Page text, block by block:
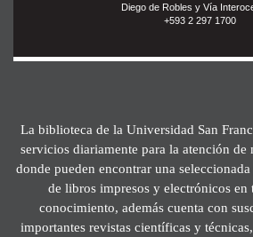
Diego de Robles y Vía
+593 2 297 1700
La biblioteca de la Universidad San
servicios diariamente para la atención de
donde pueden encontrar una
de libros impresos y electrónicos en
conocimiento, además cuenta con
importantes revistas científicas y